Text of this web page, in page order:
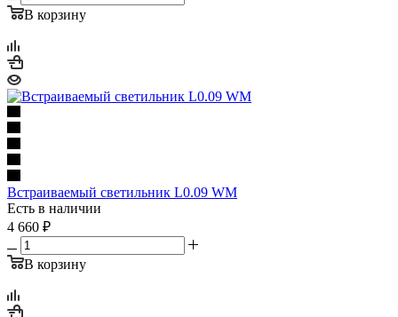
В корзину
Встраиваемый светильник L0.09 WM
Есть в наличии
4 660 ₽
В корзину